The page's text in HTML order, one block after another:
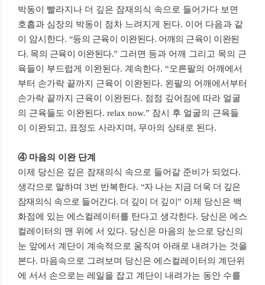
박동이 빨라지나 더 깊은 잠재의식 속으로 들어가다 보면
호흡과 심장의 박동이 점차 느려지게 된다. 이어 다음과 같
이 암시한다. “등의 근육이 이완된다. 어깨의 근육이 이완된
다. 목의 근육이 이완된다.” 그러면 등과 어깨 그리고 목의 근
육들이 부드럽게 이완된다. 계속한다. “오른팔의 어깨에서
부터 손가락 끝까지 근육이 이완된다. 왼팔의 어깨에서부터
손가락 끝까지 근육이 이완된다. 점점 깊어짐에 따라 얼굴
의 근육들도 이완된다. relax now.” 잠시 후 얼굴의 근육들
이 이완되고, 표정도 사라지며 , 무아의 상태로 된다.
④ 마음의 이완 단계
이제 당신은 깊은 잠재의식 속으로 들어갈 준비가 되었다.
생각으로 말하며 3번 반복한다. “자 나는 지금 더욱 더 깊은
잠재의식 속으로 들어간다. 더 깊이 더 깊이” 이제 당신은 백
화점에 있는 에스컬레이터를 탄다고 생각한다. 당신은 에스
컬레이터의 맨 위에 서 있다. 당신은 마음의 눈으로 당신의
눈 앞에서 계단이 계속적으로 움직여 아래로 내려가는 것을
본다. 마음속으로 그려보며 당신은 에스컬레이터의 계단위
에 서서 손으로는 레일을 잡고 계단이 내려가는 동안 수를